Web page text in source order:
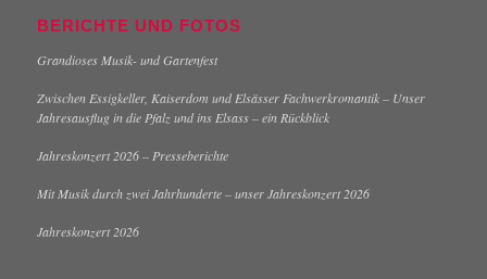
BERICHTE UND FOTOS
Grandioses Musik- und Gartenfest
Zwischen Essigkeller, Kaiserdom und Elsässer Fachwerkromantik – Unser
Jahresausflug in die Pfalz und ins Elsass – ein Rückblick
Jahreskonzert 2026 – Presseberichte
Mit Musik durch zwei Jahrhunderte – unser Jahreskonzert 2026
Jahreskonzert 2026